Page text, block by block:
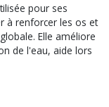
pour ses
à renforcer les os et
Elle améliore
de l'eau, aide lors